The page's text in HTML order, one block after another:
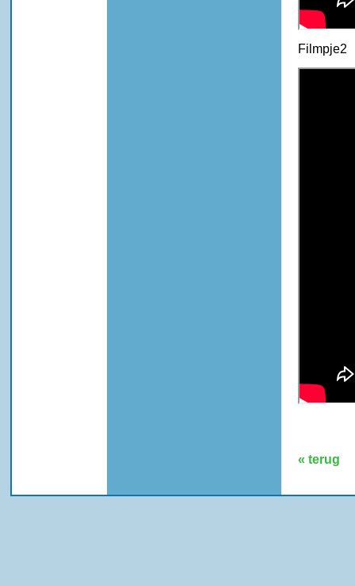
Filmpje2
« terug